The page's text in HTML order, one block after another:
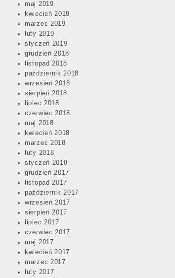
maj 2019
kwiecień 2019
marzec 2019
luty 2019
styczeń 2019
grudzień 2018
listopad 2018
październik 2018
wrzesień 2018
sierpień 2018
lipiec 2018
czerwiec 2018
maj 2018
kwiecień 2018
marzec 2018
luty 2018
styczeń 2018
grudzień 2017
listopad 2017
październik 2017
wrzesień 2017
sierpień 2017
lipiec 2017
czerwiec 2017
maj 2017
kwiecień 2017
marzec 2017
luty 2017